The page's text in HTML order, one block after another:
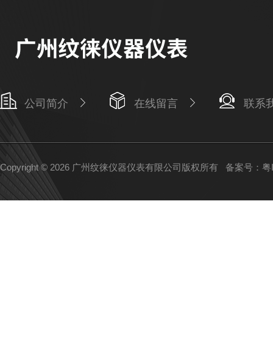
公司简介 在线留言 联系
Copyright © 2026 广州纹徕仪器仪表有限公司版权所有 备案号：